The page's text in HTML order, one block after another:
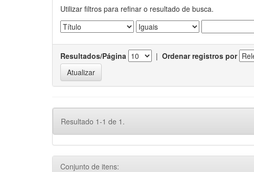
Utilizar filtros para refinar o resultado de busca.
Resultados/Página | Ordenar registros por
Resultado 1-1 de 1.
Conjunto de itens: